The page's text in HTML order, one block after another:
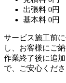
出張料 0円
基本料 0円
サービス施工前
し、お客様にご
作業終了後に追
で、ご安心くださ